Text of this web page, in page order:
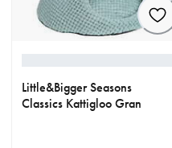
Little&Bigger Seasons
Classics Kattigloo Gran